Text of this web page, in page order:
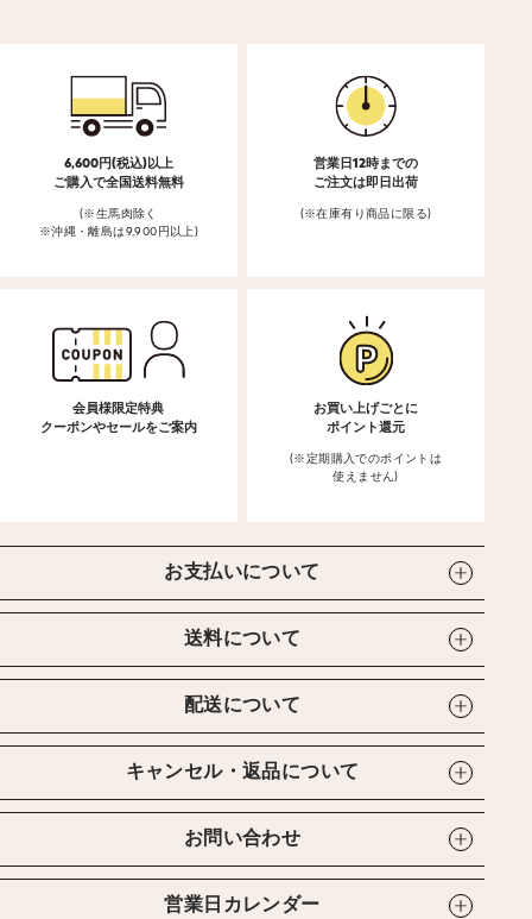
6,600円(税込)以上
ご購入で全国送料無料
(※生馬肉除く
※沖縄・離島は9,900円以上)
営業日12時までの
ご注文は即日出荷
(※在庫有り商品に限る)
会員様限定特典
クーポンやセールをご案内
お買い上げごとに
ポイント還元
(※定期購入でのポイントは
使えません)
お支払いについて
送料について
配送について
キャンセル・返品について
お問い合わせ
営業日カレンダー